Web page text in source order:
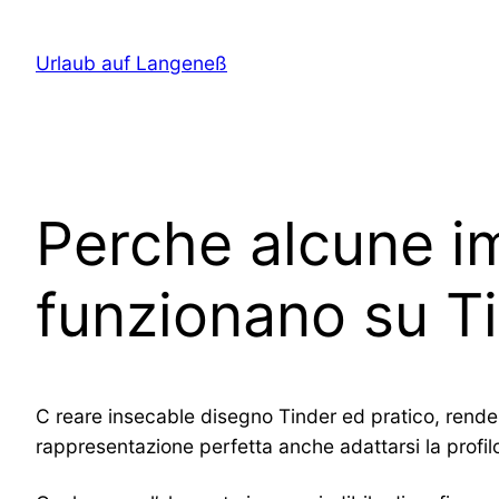
InhaltUrlaub auf Langeneß
Perche alcune
funzionano su
C reare insecable disegno Tinder ed pratico,
rappresentazione perfetta anche adattarsi la